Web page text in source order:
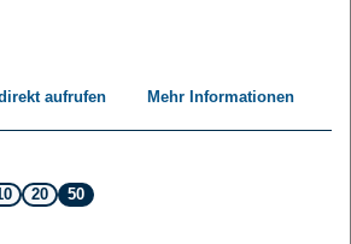
aufrufen Mehr Informationen
20 50